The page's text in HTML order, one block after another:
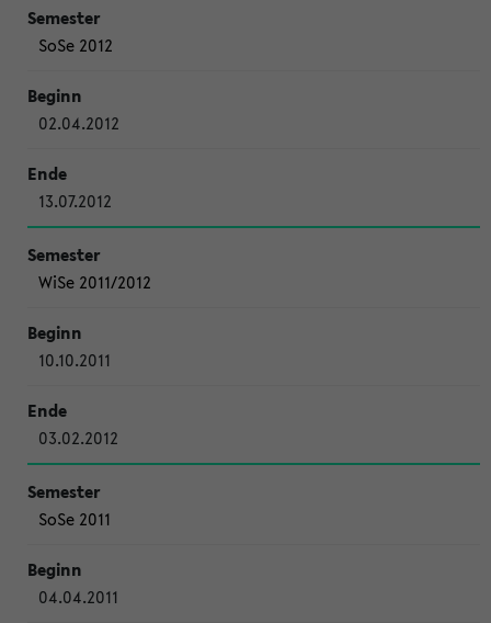
SoSe 2012
02.04.2012
13.07.2012
WiSe 2011/2012
10.10.2011
03.02.2012
SoSe 2011
04.04.2011